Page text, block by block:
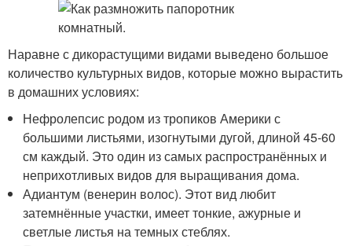
Наравне с дикорастущими видами выведено большое
количество культурных видов, которые можно вырастить
в домашних условиях:
Нефролепсис родом из тропиков Америки с
большими листьями, изогнутыми дугой, длиной 45-60
см каждый. Это один из самых распространённых и
неприхотливых видов для выращивания дома.
Адиантум (венерин волос). Этот вид любит
затемнённые участки, имеет тонкие, ажурные и
светлые листья на темных стеблях.